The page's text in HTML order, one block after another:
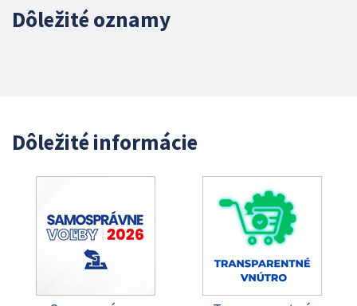
Dôležité oznamy
Dôležité informácie